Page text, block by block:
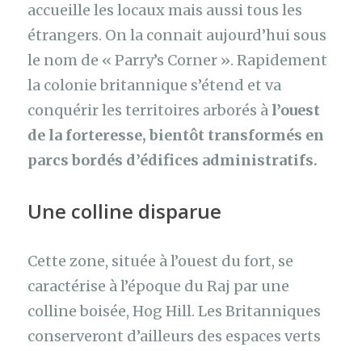
accueille les locaux mais aussi tous les
étrangers. On la connait aujourd’hui sous
le nom de « Parry’s Corner ». Rapidement
la colonie britannique s’étend et va
conquérir les territoires arborés à l’ouest
de la forteresse, bientôt transformés en
parcs bordés d’édifices administratifs.
Une colline disparue
Cette zone, située à l’ouest du fort, se
caractérise à l’époque du Raj par une
colline boisée, Hog Hill. Les Britanniques
conserveront d’ailleurs des espaces verts